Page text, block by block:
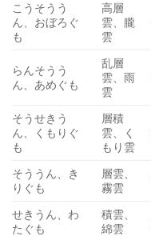
こうそうう
ん、おぼろぐ
も
高層
雲、朧
雲
らんそうう
ん、あめぐも
乱層
雲、雨
雲
そうせきう
ん、くもりぐ
も
層積
雲、く
もり雲
そううん、き
りぐも
層雲、
霧雲
せきうん、わ
たぐも
積雲、
綿雲